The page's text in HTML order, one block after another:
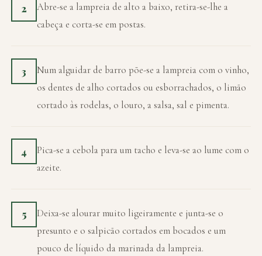
2
Abre-se a lampreia de alto a baixo, retira-se-lhe a
cabeça e corta-se em postas.
3
Num alguidar de barro põe-se a lampreia com o vinho,
os dentes de alho cortados ou esborrachados, o limão
cortado às rodelas, o louro, a salsa, sal e pimenta.
4
Pica-se a cebola para um tacho e leva-se ao lume com o
azeite.
5
Deixa-se alourar muito ligeiramente e junta-se o
presunto e o salpicão cortados em bocados e um
pouco de líquido da marinada da lampreia.